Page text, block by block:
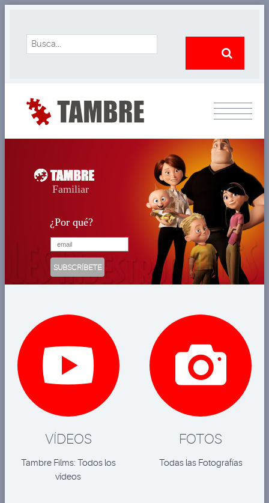
Familiar
¿Por qué?
¿Por qué?

VÍDEOS
Tambre Films: Todos los
vídeos

FOTOS
Todas las Fotografías